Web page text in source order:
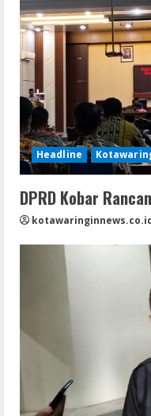
Headline
DPRD Kobar